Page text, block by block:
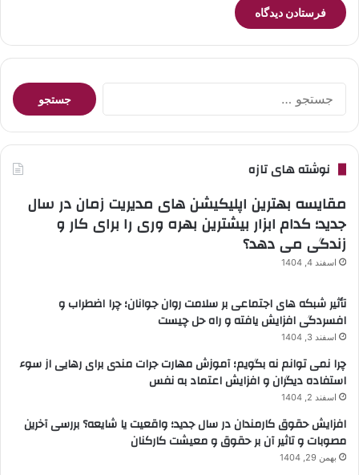
جستجو
برای:
نوشته های تازه
مقایسه بهترین اپلیکیشن های مدیریت زمان در سال
جدید؛ کدام ابزار بیشترین بهره وری را برای کار و
زندگی می دهد؟
اسفند 4, 1404
تأثیر شبکه های اجتماعی بر سلامت روان جوانان؛ چرا اضطراب و
افسردگی افزایش یافته و راه حل چیست
اسفند 3, 1404
چرا نمی توانم نه بگویم؛ آموزش مهارت جرات مندی برای رهایی از سوء
استفاده دیگران و افزایش اعتماد به نفس
اسفند 2, 1404
افزایش حقوق کارمندان در سال جدید؛ واقعیت یا شایعه؟ بررسی آخرین
مصوبات و تاثیر آن بر حقوق و معیشت کارکنان
بهمن 29, 1404